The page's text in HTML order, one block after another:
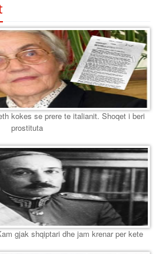
kokes se prere te italianit. Shoqet i beri
prostituta
gjak shqiptari dhe jam krenar per kete